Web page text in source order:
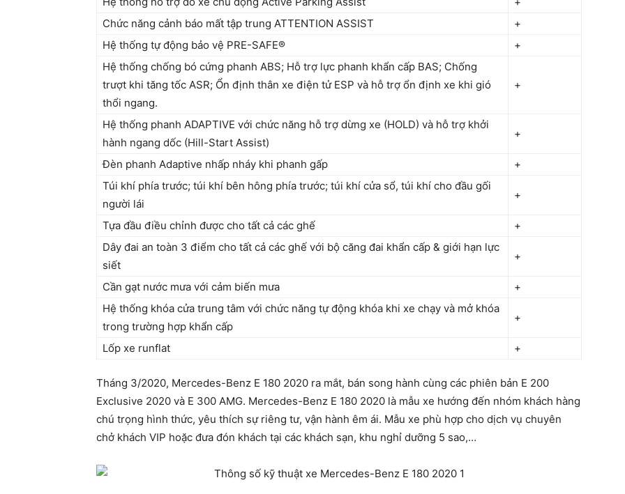
Chức năng cảnh báo mất tập trung ATTENTION ASSIST
+
Hệ thống tự động bảo vệ PRE-SAFE®
+
Hệ thống chống bó cứng phanh ABS; Hỗ trợ lực phanh khẩn cấp BAS; Chống
trượt khi tăng tốc ASR; Ổn định thân xe điện tử ESP và hỗ trợ ổn định xe khi gió
thổi ngang.
+
Hệ thống phanh ADAPTIVE với chức năng hỗ trợ dừng xe (HOLD) và hỗ trợ khởi
hành ngang dốc (Hill-Start Assist)
+
Đèn phanh Adaptive nhấp nháy khi phanh gấp
+
Túi khí phía trước; túi khí bên hông phía trước; túi khí cửa sổ, túi khí cho đầu gối
người lái
+
Tựa đầu điều chỉnh được cho tất cả các ghế
+
Dây đai an toàn 3 điểm cho tất cả các ghế với bộ căng đai khẩn cấp & giới hạn lực
siết
+
Cần gạt nước mưa với cảm biến mưa
+
Hệ thống khóa cửa trung tâm với chức năng tự động khóa khi xe chạy và mở khóa
trong trường hợp khẩn cấp
+
Lốp xe runflat +
Tháng 3/2020, Mercedes-Benz E 180 2020 ra mắt, bán song hành cùng các phiên bản E 200
Exclusive 2020 và E 300 AMG. Mercedes-Benz E 180 2020 là mẫu xe hướng đến nhóm khách hàng
chú trọng hình thức, yêu thích sự riêng tư, vận hành êm ái. Mẫu xe phù hợp cho dịch vụ chuyên
chở khách VIP hoặc đưa đón khách tại các khách sạn, khu nghỉ dưỡng 5 sao,…